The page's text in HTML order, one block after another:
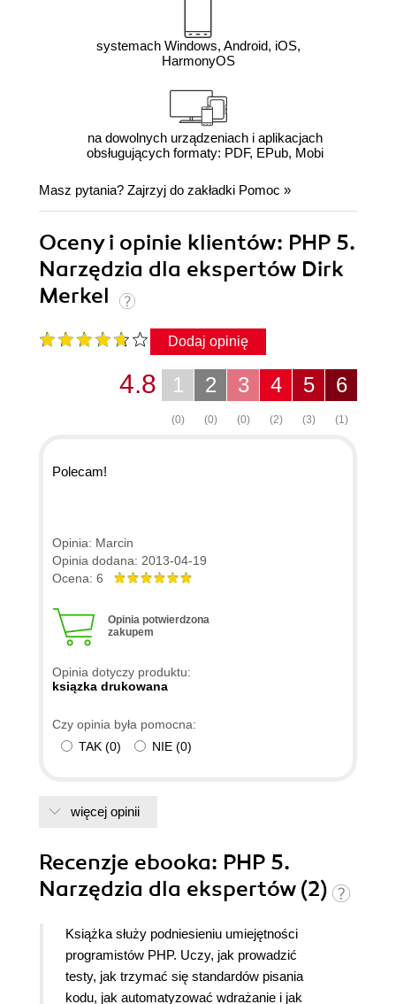
systemach Windows, Android, iOS,
HarmonyOS
na dowolnych urządzeniach i aplikacjach
obsługujących formaty: PDF, EPub, Mobi
Masz pytania? Zajrzyj do zakładki Pomoc »
Oceny i opinie klientów: PHP 5.
Narzędzia dla ekspertów Dirk
Merkel
Dodaj opinię
6
(1)
5
(3)
4
(2)
3
(0)
2
(0)
1
(0)
4.8
Polecam!
Opinia: Marcin
Opinia dodana: 2013-04-19
Ocena: 6
Opinia potwierdzona
zakupem
Opinia dotyczy produktu:
ksiązka drukowana
Czy opinia była pomocna:
TAK (0) NIE (0)
więcej opinii
Recenzje ebooka: PHP 5.
Narzędzia dla ekspertów (2)
Książka służy podniesieniu umiejętności
programistów PHP. Uczy, jak prowadzić
testy, jak trzymać się standardów pisania
kodu, jak automatyzować wdrażanie i jak